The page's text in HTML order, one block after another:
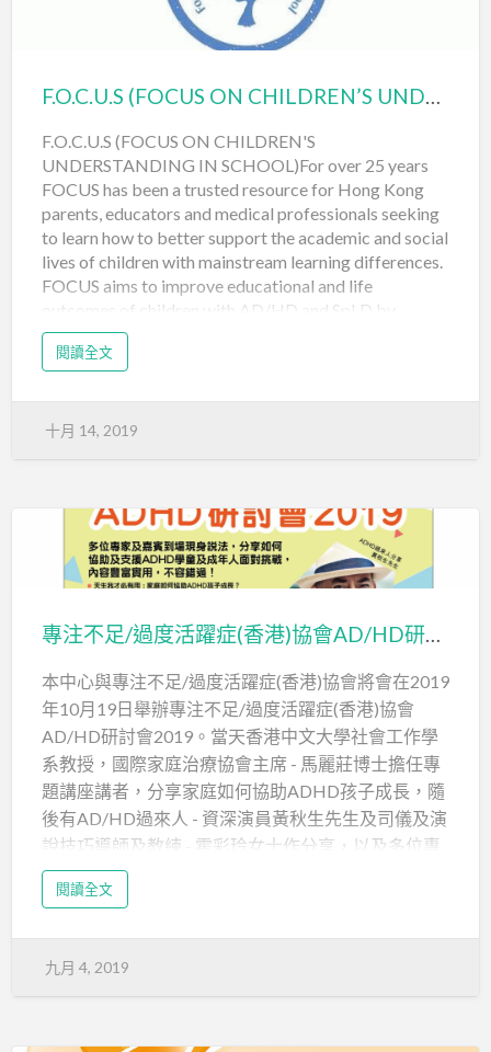
F.O.C.U.S (FOCUS ON CHILDREN’S UNDERSTANDING IN SCHOOL)
F.O.C.U.S (FOCUS ON CHILDREN'S
UNDERSTANDING IN SCHOOL)For over 25 years
FOCUS has been a trusted resource for Hong Kong
parents, educators and medical professionals seeking
to learn how to better support the academic and social
lives of children with mainstream learning differences.
FOCUS aims to improve educational and life
outcomes of children with AD/HD and SpLD by
expanding understanding and raising awareness of
what it means to have a mind that learns
https://www.focus.org.hkinfo@focus.org.hk
閱讀全文
十月 14, 2019
專注不足/過度活躍症(香港)協會AD/HD研討會2019
本中心與專注不足/過度活躍症(香港)協會將會在2019
年10月19日舉辦專注不足/過度活躍症(香港)協會
AD/HD研討會2019。當天香港中文大學社會工作學
系教授，國際家庭治療協會主席 - 馬麗莊博士擔任專
題講座講者，分享家庭如何協助ADHD孩子成長，隨
後有AD/HD過來人 - 資深演員黃秋生先生及司儀及演
說技巧導師及教練 - 霍彩玲女士作分享，以及多位專
家分享如何協助和支援AD/HD學童及其家庭， 內容
豐富實用，費用全免(需要交通安排除外)，歡迎各位
日期 ： 2019年10月19日 (星期六)
閱讀全文
九月 4, 2019